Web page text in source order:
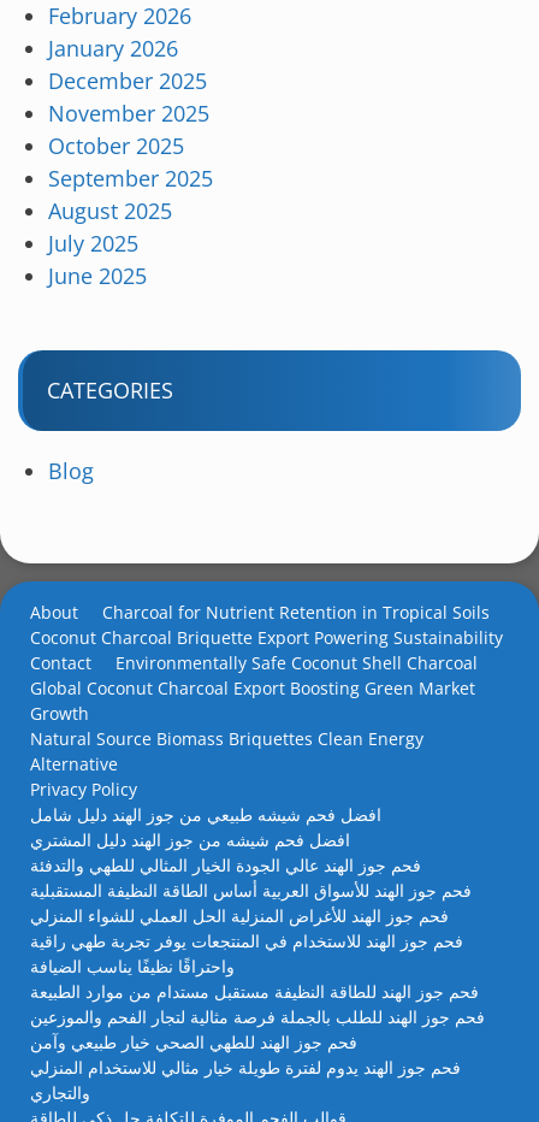
February 2026
January 2026
December 2025
November 2025
October 2025
September 2025
August 2025
July 2025
June 2025
CATEGORIES
Blog
About
Charcoal for Nutrient Retention in Tropical Soils
Coconut Charcoal Briquette Export Powering Sustainability
Contact
Environmentally Safe Coconut Shell Charcoal
Global Coconut Charcoal Export Boosting Green Market
Growth
Natural Source Biomass Briquettes Clean Energy
Alternative
Privacy Policy
افضل فحم شيشه طبيعي من جوز الهند دليل شامل
افضل فحم شيشه من جوز الهند دليل المشتري
فحم جوز الهند عالي الجودة الخيار المثالي للطهي والتدفئة
فحم جوز الهند للأسواق العربية أساس الطاقة النظيفة المستقبلية
فحم جوز الهند للأغراض المنزلية الحل العملي للشواء المنزلي
فحم جوز الهند للاستخدام في المنتجعات يوفر تجربة طهي راقية
واحتراقًا نظيفًا يناسب الضيافة
فحم جوز الهند للطاقة النظيفة مستقبل مستدام من موارد الطبيعة
فحم جوز الهند للطلب بالجملة فرصة مثالية لتجار الفحم والموزعين
فحم جوز الهند للطهي الصحي خيار طبيعي وآمن
فحم جوز الهند يدوم لفترة طويلة خيار مثالي للاستخدام المنزلي
والتجاري